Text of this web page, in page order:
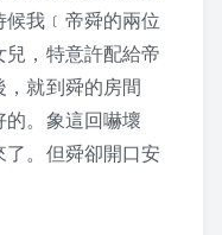
我﹝帝舜的兩位
，特意許配給帝
就到舜的房間
。象這回嚇壞
了。但舜卻開口安